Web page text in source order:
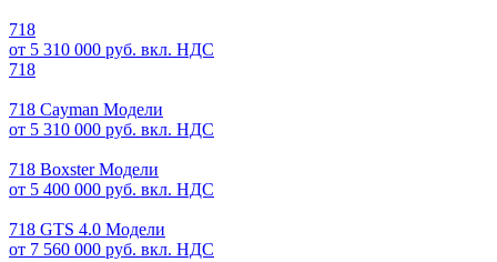
718
от 5 310 000 руб. вкл. НДС
718
718 Cayman Модели
от 5 310 000 руб. вкл. НДС
718 Boxster Модели
от 5 400 000 руб. вкл. НДС
718 GTS 4.0 Модели
от 7 560 000 руб. вкл. НДС